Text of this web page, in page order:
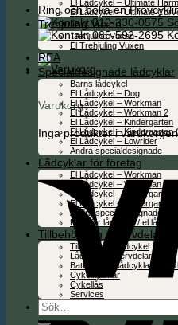
Ring och boka en
010-330-0575
085-592-2695
Varukorg
Inga produkter i
El Lådcykel – Ultimate
El Lådcykel – Ultimate
Trehjuling Vuxen
Trehjuling Vuxen
El Trehjuling Vuxen
REA
Specialdesignade lådcyklar
Barns lådcykel
El Lådcykel – Dog
El Lådcykel – Workman
El Lådcykel – Workman 2
El Lådcykel – Kindergarten
El Lådcykel – Kindergarten
El Lådcykel – Lowrider
Andra specialdesignade
Lådcyklar för företag
El Lådcykel – Workman
El Lådcykel – Workman 2
El Lådcykel – Kindergarten
El Lådcykel – Kindergarten
Andra specialdesignade
Folie för lådcykel / el
Tillbehör och reservdelar
Tillbehör för lådcykel
Lådcykel reservdelar
Batterier för lådcyklar &
Cykelhjälmar
Cykellås
Services
Sök
efter: